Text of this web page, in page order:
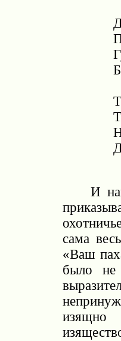
И
сама
«Ваш
было не
изящно